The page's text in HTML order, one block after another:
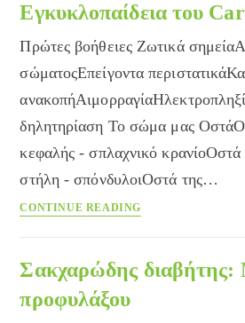
Εγκυκλοπαίδεια του
Πρώτες βοήθειες Ζωτικά
σώματοςΕπείγοντα
δηλητηρίαση Το σώμα μας
κεφαλής - σπλαχνικό
στήλη - σπόνδυλοιΟστά της…
CONTINUE READING
Σακχαρώδης διαβήτης:
προφυλάξου